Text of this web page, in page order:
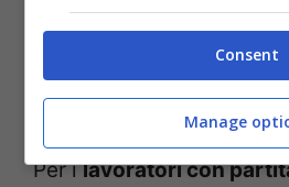
Iva. Il requisito è avere
contribuzione dal 1°
precedente la
Per ilavoratori con
Consent
Manage